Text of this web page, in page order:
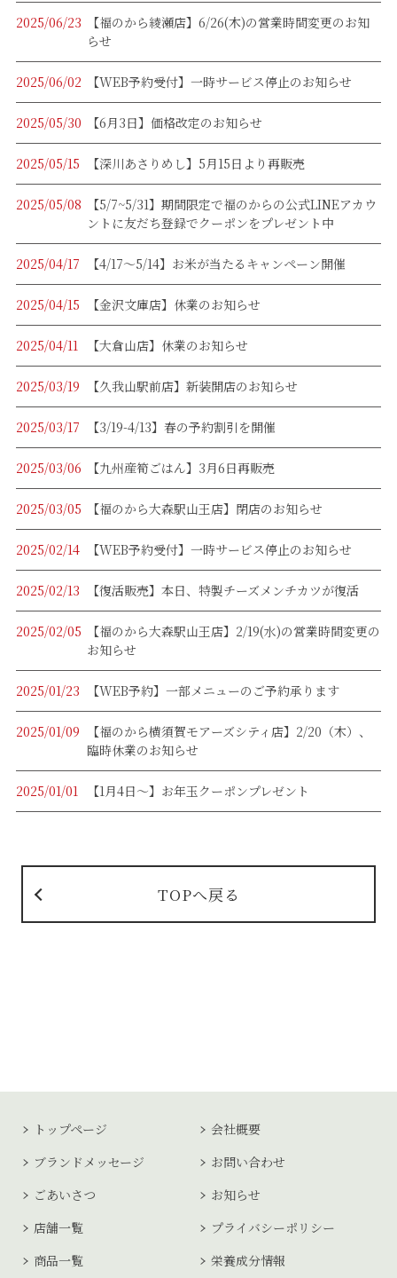
2025/06/23
【福のから綾瀬店】6/26(木)の営業時間変更のお知
らせ
2025/06/02 【WEB予約受付】一時サービス停止のお知らせ
2025/05/30 【6月3日】価格改定のお知らせ
2025/05/15 【深川あさりめし】5月15日より再販売
2025/05/08
【5/7~5/31】期間限定で福のからの公式LINEアカウ
ントに友だち登録でクーポンをプレゼント中
2025/04/17 【4/17～5/14】お米が当たるキャンペーン開催
2025/04/15 【金沢文庫店】休業のお知らせ
2025/04/11 【大倉山店】休業のお知らせ
2025/03/19 【久我山駅前店】新装開店のお知らせ
2025/03/17 【3/19-4/13】春の予約割引を開催
2025/03/06 【九州産筍ごはん】3月6日再販売
2025/03/05 【福のから大森駅山王店】閉店のお知らせ
2025/02/14 【WEB予約受付】一時サービス停止のお知らせ
2025/02/13 【復活販売】本日、特製チーズメンチカツが復活
2025/02/05
【福のから大森駅山王店】2/19(水)の営業時間変更の
お知らせ
2025/01/23 【WEB予約】一部メニューのご予約承ります
2025/01/09
【福のから横須賀モアーズシティ店】2/20（木）、
臨時休業のお知らせ
2025/01/01 【1月4日～】お年玉クーポンプレゼント
TOPへ戻る
トップページ
会社概要
ブランドメッセージ
お問い合わせ
ごあいさつ
お知らせ
店舗一覧
プライバシーポリシー
商品一覧
栄養成分情報